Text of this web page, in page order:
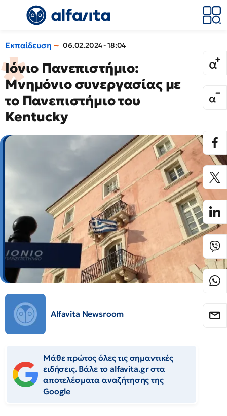
Εκπαίδευση 06.02.2024 - 18:04
Ιόνιο Πανεπιστήμιο:
Μνημόνιο συνεργασίας με
το Πανεπιστήμιο του
Kentucky
Alfavita Newsroom
Μάθε πρώτος όλες τις σημαντικές
ειδήσεις. Βάλε το alfavita.gr στα
αποτελέσματα αναζήτησης της
Google